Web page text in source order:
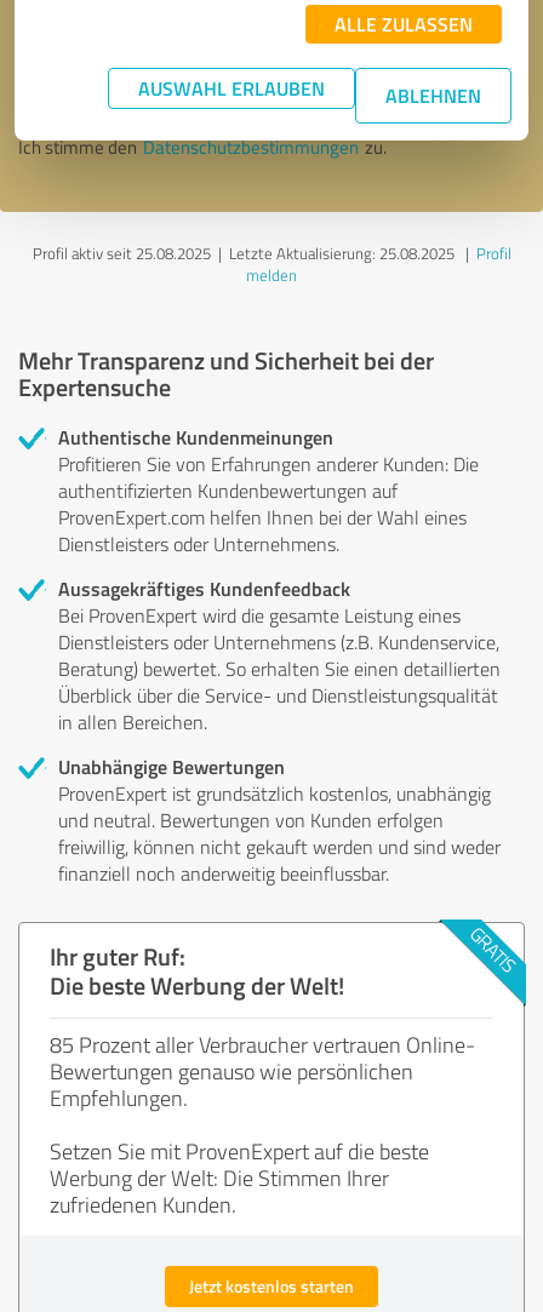
ALLE ZULASSEN
AUSWAHL ERLAUBEN ABLEHNEN
* Erforderliche Angaben
Nachricht senden
Ich stimme denDatenschutzbestimmungenzu.
Profil aktiv seit 25.08.2025 | Letzte Aktualisierung: 25.08.2025| Profil
melden
Mehr Transparenz und Sicherheit bei der
Expertensuche
Authentische Kundenmeinungen
Profitieren Sie von Erfahrungen anderer Kunden: Die
authentifizierten Kundenbewertungen auf
ProvenExpert.com helfen Ihnen bei der Wahl eines
Dienstleisters oder Unternehmens.
Aussagekräftiges Kundenfeedback
Bei ProvenExpert wird die gesamte Leistung eines
Dienstleisters oder Unternehmens (z.B. Kundenservice,
Beratung) bewertet. So erhalten Sie einen detaillierten
Überblick über die Service- und Dienstleistungsqualität
in allen Bereichen.
Unabhängige Bewertungen
ProvenExpert ist grundsätzlich kostenlos, unabhängig
und neutral. Bewertungen von Kunden erfolgen
freiwillig, können nicht gekauft werden und sind weder
finanziell noch anderweitig beeinflussbar.
Ihr guter Ruf:
Die beste Werbung der Welt!
85 Prozent aller Verbraucher vertrauen Online-
Bewertungen genauso wie persönlichen
Empfehlungen.
Setzen Sie mit ProvenExpert auf die beste
Werbung der Welt: Die Stimmen Ihrer
zufriedenen Kunden.
Jetzt kostenlos starten